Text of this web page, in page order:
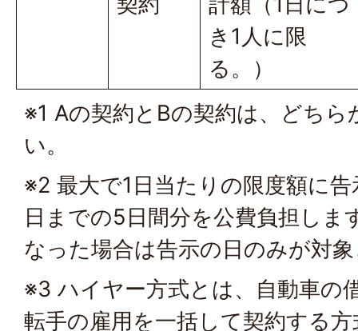
き1人に限
る。）
※1 Aの契約とBの契約は、どち
い。
※2 最大で1日当たりの限度額に
日までの5日間分を公費負担しま
なった場合は告示の日のみが対
※3 ハイヤー方式とは、自動車の
転手の雇用を一括して契約する